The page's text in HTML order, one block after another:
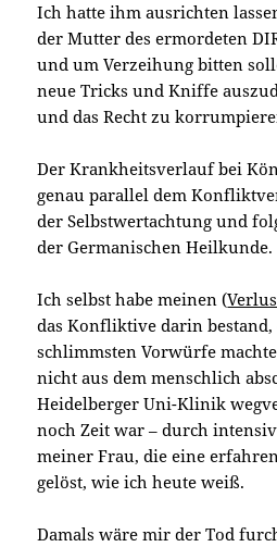
Ich hatte ihm ausrichten
der Mutter des ermordeten
und um Verzeihung bitten
neue Tricks und Kniffe
und das Recht zu
Der Krankheitsverlauf bei
genau parallel dem
der Selbstwertachtung und
der Germanischen Heilkunde.
Ich selbst habe meinen (
das Konfliktive darin
schlimmsten Vorwürfe
nicht aus dem menschlich
Heidelberger Uni-Klinik
noch Zeit war – durch
meiner Frau, die eine
gelöst, wie ich heute weiß.
Damals wäre mir der Tod